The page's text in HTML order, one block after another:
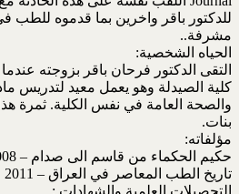
للدكتور باقر واخرين بما قدموه للطب
مشرفة..
الحياه الشخصية:
التقى الدكتور فرحان باقر بزوجته
والصحة العامة في نفس الكلية. ثمرة
بنات.
مؤلفاته:
حكيم الحكماء من قاسم الى صدام – 2008
تاريخ الطب المعاصر في العراق – 2011